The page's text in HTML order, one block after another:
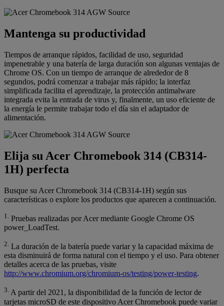
Mantenga su productividad
Tiempos de arranque rápidos, facilidad de uso, seguridad
impenetrable y una batería de larga duración son algunas ventajas de
Chrome OS. Con un tiempo de arranque de alrededor de 8
segundos, podrá comenzar a trabajar más rápido; la interfaz
simplificada facilita el aprendizaje, la protección antimalware
integrada evita la entrada de virus y, finalmente, un uso eficiente de
la energía le permite trabajar todo el día sin el adaptador de
alimentación.
Elija su Acer Chromebook 314 (CB314-
1H) perfecta
Busque su Acer Chromebook 314 (CB314-1H) según sus
características o explore los productos que aparecen a continuación.
1.
Pruebas realizadas por Acer mediante Google Chrome OS
power_LoadTest.
2. La duración de la batería puede variar y la capacidad máxima de
esta disminuirá de forma natural con el tiempo y el uso. Para obtener
detalles acerca de las pruebas, visite
http://www.chromium.org/chromium-os/testing/power-testing.
3. A partir del 2021, la disponibilidad de la función de lector de
tarjetas microSD de este dispositivo Acer Chromebook puede variar